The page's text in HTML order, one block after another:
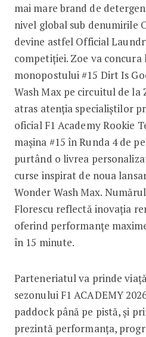
mai mare brand de
nivel global sub denumirile
devine astfel Official
competiției. Zoe va
monopostului #15 Dirt Is
Wash Max pe circuitul de la
atras atenția specialiștilor
oficial F1 Academy Rookie
mașina #15 în Runda 4 de
purtând o livrea
curse inspirat de noua
Wonder Wash Max.
Florescu reflectă inovația
oferind performanțe
în 15 minute.
Parteneriatul va prinde
sezonului F1 ACADEMY
paddock până pe pistă, și
prezintă performanța,